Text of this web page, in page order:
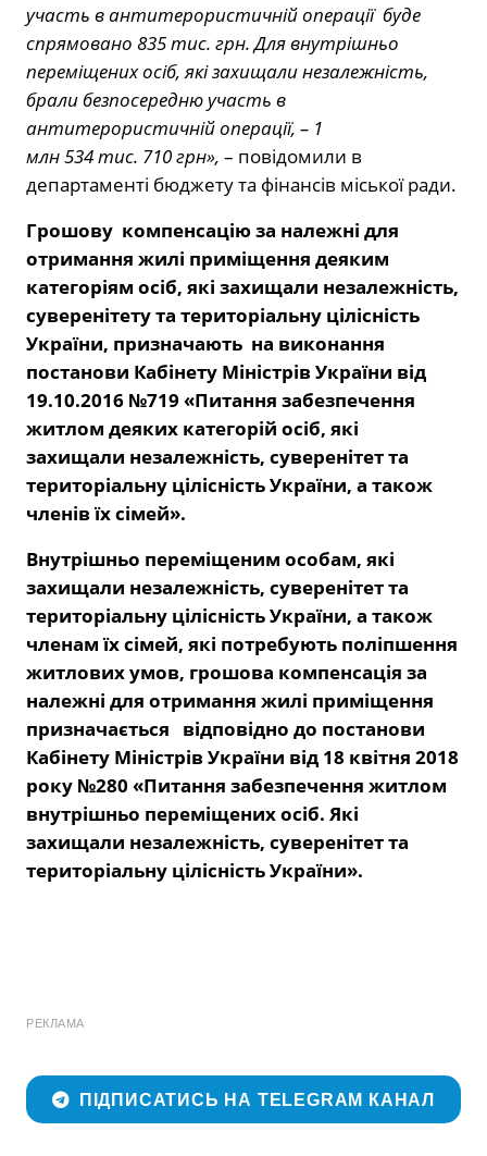
участь в антитерористичній операції буде
спрямовано 835тис. грн. Для внутрішньо
переміщених осіб, які захищали незалежність,
брали безпосередню участь в
антитерористичній операції, – 1
млн534тис. 710 грн», – повідомили в
департаменті бюджету та фінансів міської ради.
Грошову компенсацію за належні для
отримання жилі приміщення деяким
категоріям осіб, які захищали незалежність,
суверенітету та територіальну цілісність
України, призначають на виконання
постанови Кабінету Міністрів України від
19.10.2016 №719 «Питання забезпечення
житлом деяких категорій осіб, які
захищали незалежність, суверенітет та
територіальну цілісність України, а також
членів їх сімей».
Внутрішньо переміщеним особам, які
захищали незалежність, суверенітет та
територіальну цілісність України, а також
членам їх сімей, які потребують поліпшення
житлових умов, грошова компенсація за
належні для отримання жилі приміщення
призначається відповідно до постанови
Кабінету Міністрів України від 18 квітня 2018
року №280 «Питання забезпечення житлом
внутрішньо переміщених осіб. Які
захищали незалежність, суверенітет та
територіальну цілісність України».
РЕКЛАМА
ПІДПИСАТИСЬ НА TELEGRAM КАНАЛ